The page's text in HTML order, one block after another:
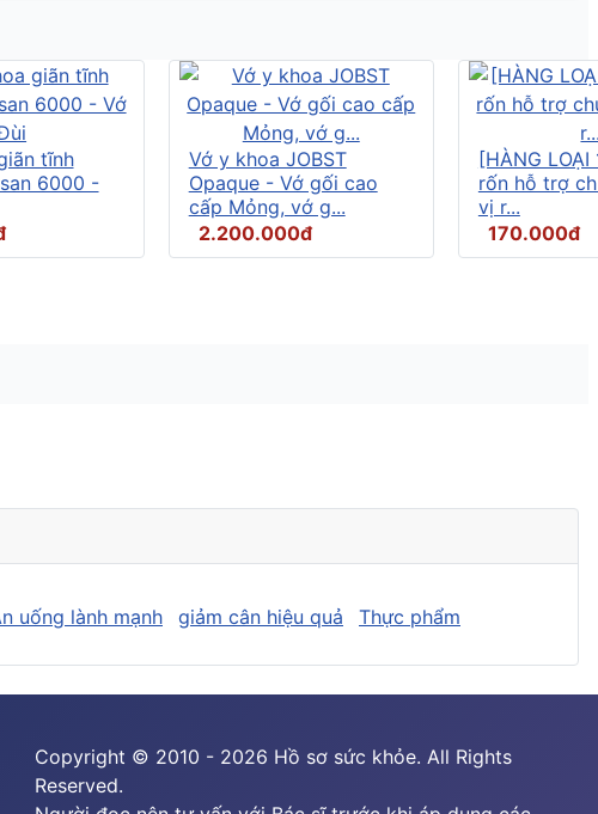
tĩnh
6000 -
Vớ y khoa JOBST
Opaque - Vớ gối cao
cấp Mỏng, vớ g...
2.200.000đ
[HÀNG
rốn hỗ trợ
vị r...
170.000đ
uống lành mạnh giảm cân hiệu quả Thực phẩm
Copyright © 2010 - 2026 Hồ sơ sức khỏe. All Rights
Reserved.